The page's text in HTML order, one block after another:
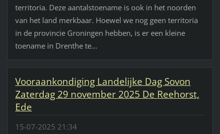
territoria. Deze aantalstoename is ook in het noorden
van het land merkbaar. Hoewel we nog geen territoria
in de provincie Groningen hebben, is er een kleine
toename in Drenthe te...
Vooraankondiging Landelijke Dag Sovon
Zaterdag 29 november 2025 De Reehorst,
Ede
15-07-2025 21:34